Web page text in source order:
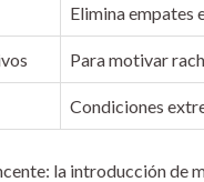
Elimina empates
Para motivar
Condiciones
la introducción